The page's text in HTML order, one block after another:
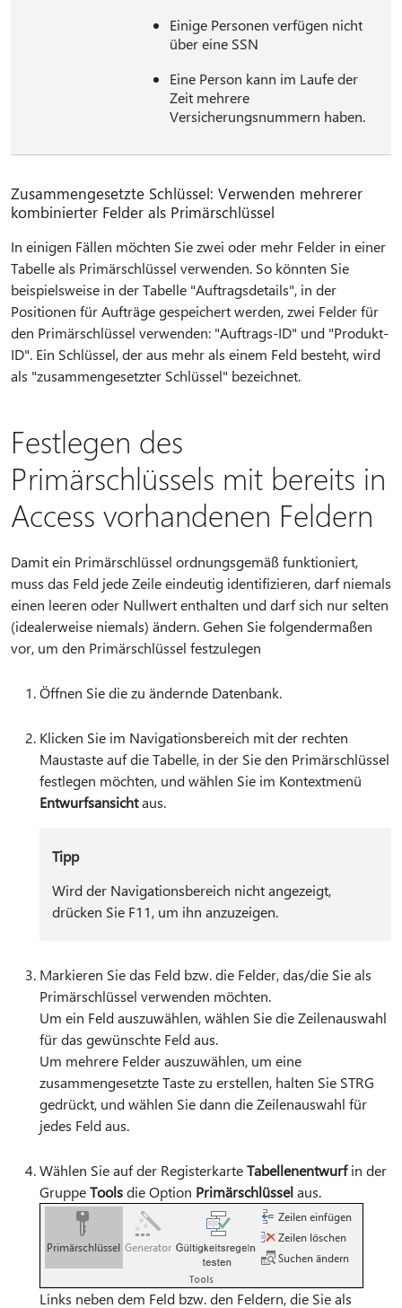
Einige Personen verfügen nicht
über eine SSN
Eine Person kann im Laufe der
Zeit mehrere
Versicherungsnummern haben.
Zusammengesetzte Schlüssel: Verwenden mehrerer
kombinierter Felder als Primärschlüssel
In einigen Fällen möchten Sie zwei oder mehr Felder in einer
Tabelle als Primärschlüssel verwenden. So könnten Sie
beispielsweise in der Tabelle "Auftragsdetails", in der
Positionen für Aufträge gespeichert werden, zwei Felder für
den Primärschlüssel verwenden: "Auftrags-ID" und "Produkt-
ID". Ein Schlüssel, der aus mehr als einem Feld besteht, wird
als "zusammengesetzter Schlüssel" bezeichnet.
Festlegen des
Primärschlüssels mit bereits in
Access vorhandenen Feldern
Damit ein Primärschlüssel ordnungsgemäß funktioniert,
muss das Feld jede Zeile eindeutig identifizieren, darf niemals
einen leeren oder Nullwert enthalten und darf sich nur selten
(idealerweise niemals) ändern. Gehen Sie folgendermaßen
vor, um den Primärschlüssel festzulegen
Öffnen Sie die zu ändernde Datenbank.
Klicken Sie im Navigationsbereich mit der rechten
Maustaste auf die Tabelle, in der Sie den Primärschlüssel
festlegen möchten, und wählen Sie im Kontextmenü
Entwurfsansichtaus.
Tipp
Wird der Navigationsbereich nicht angezeigt,
drücken Sie F11, um ihn anzuzeigen.
Markieren Sie das Feld bzw. die Felder, das/die Sie als
Primärschlüssel verwenden möchten.
Um ein Feld auszuwählen, wählen Sie die Zeilenauswahl
für das gewünschte Feld aus.
Um mehrere Felder auszuwählen, um eine
zusammengesetzte Taste zu erstellen, halten Sie STRG
gedrückt, und wählen Sie dann die Zeilenauswahl für
jedes Feld aus.
Wählen Sie auf der RegisterkarteTabellenentwurfin der
GruppeToolsdie Option Primärschlüsselaus.
Links neben dem Feld bzw. den Feldern, die Sie als